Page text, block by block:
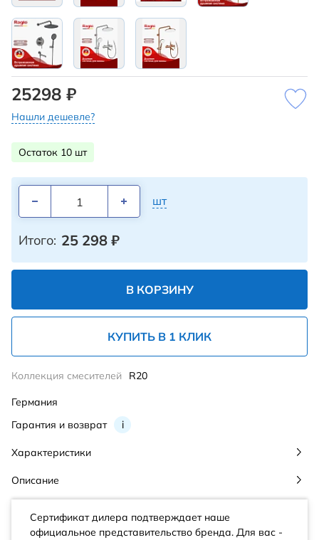
25298 ₽
Нашли дешевле?
Остаток 10 шт
шт
Итого: 25 298 ₽
В КОРЗИНУ
КУПИТЬ В 1 КЛИК
Гарантия и возврат i
Коллекция смесителей R20
Германия
Характеристики
Описание
Сертификат дилера подтверждает наше
официальное представительство бренда. Для вас -